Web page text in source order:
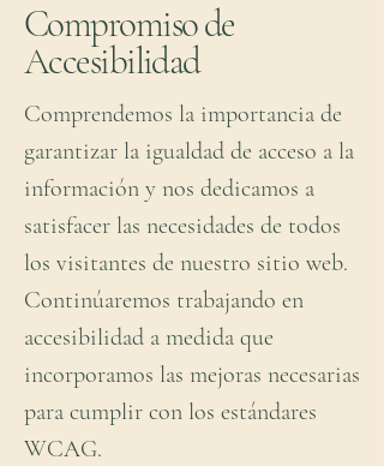
Compromiso de
Accesibilidad
Comprendemos la importancia de
garantizar la igualdad de acceso a la
información y nos dedicamos a
satisfacer las necesidades de todos
los visitantes de nuestro sitio web.
Continúaremos trabajando en
accesibilidad a medida que
incorporamos las mejoras necesarias
para cumplir con los estándares
WCAG.